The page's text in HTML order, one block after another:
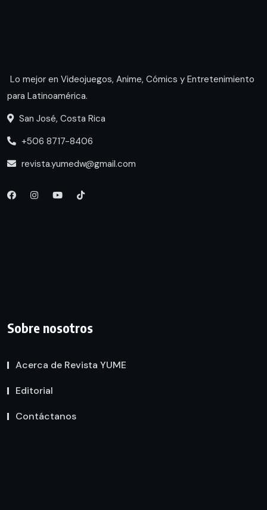
Lo mejor en Videojuegos, Anime, Cómics y Entretenimiento
para Latinoamérica.
San José, Costa Rica
+506 8717-8406
revista.yumedw@gmail.com
Sobre nosotros
Acerca de Revista YUME
Editorial
Contáctanos